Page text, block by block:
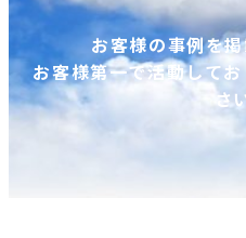
お客様の事例を
お客様第一で活動して
さ